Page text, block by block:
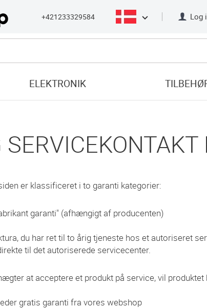
+421233329584 Log
ELEKTRONIK
er klassificeret i to garanti kategorier:
garanti" (afhængigt af producenten)
du har ret til to årig tjeneste hos et autoriseret
til det autoriserede servicecenter.
at acceptere et produkt på service, vil produktet
gratis garanti fra vores webshop